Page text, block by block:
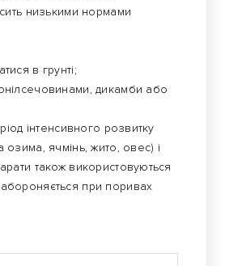
низькими нормами
в грунті;
дикамби або
інтенсивного розвитку
озима, ячмінь, жито, овес) і
також використовуються
при поривах